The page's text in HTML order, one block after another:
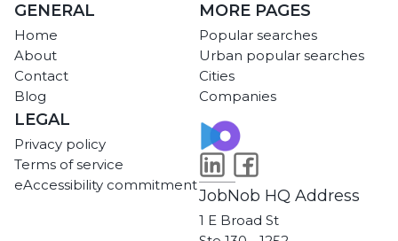
GENERAL
Home
About
Contact
Blog
MORE PAGES
Popular searches
Urban popular searches
Cities
Companies
LEGAL
Privacy policy
Terms of service
eAccessibility commitment
JobNob HQ Address
1 E Broad St